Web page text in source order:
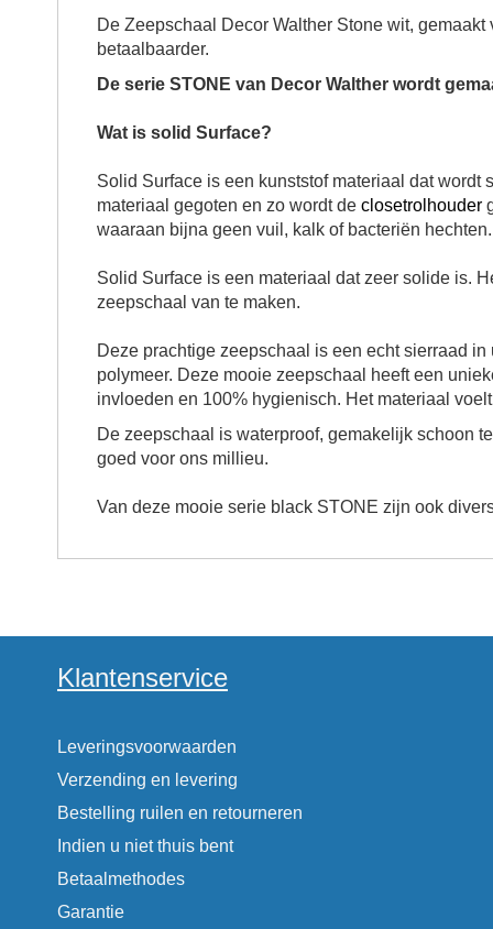
De Zeepschaal Decor Walther Stone wit, gemaakt
betaalbaarder.
De serie STONE van Decor Walther wordt
Wat is solid Surface?
Solid Surface is een kunststof materiaal dat
materiaal gegoten en zo wordt de closetrolhouder
waaraan bijna geen vuil, kalk of bacteriën
Solid Surface is een materiaal dat zeer solide is.
zeepschaal van te maken.
Deze prachtige zeepschaal is een echt sierraad
polymeer. Deze mooie zeepschaal
heeft een
invloeden en 100% hygienisch. Het materiaal
De zeepschaal is waterproof, gemakelijk schoon
goed voor ons millieu.
Van deze mooie serie black STONE zijn ook
Klantenservice
Leveringsvoorwaarden
Verzending en levering
Bestelling ruilen en retourneren
Indien u niet thuis bent
Betaalmethodes
Garantie